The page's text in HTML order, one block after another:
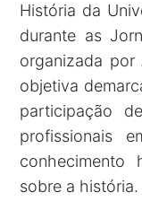
História da
durante as
organizada por
objetiva
participação
profissionais
sobre a história.